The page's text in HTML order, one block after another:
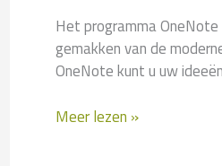
Het programma
gemakken van de
OneNote kunt u uw
OneNote
Meer lezen »